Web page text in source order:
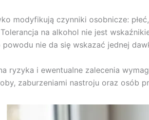
modyfikują czynniki osobnicze:
na alkohol nie jest
powodu nie da się wskazać jednej
ryzyka i ewentualne zalecenia
zaburzeniami nastroju oraz osób